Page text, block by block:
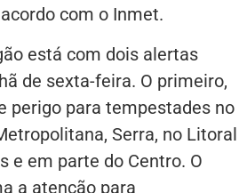
com o Inmet.
está com dois alertas
de sexta-feira. O primeiro,
perigo para tempestades no
Serra, no Litoral
e em parte do Centro. O
a atenção para